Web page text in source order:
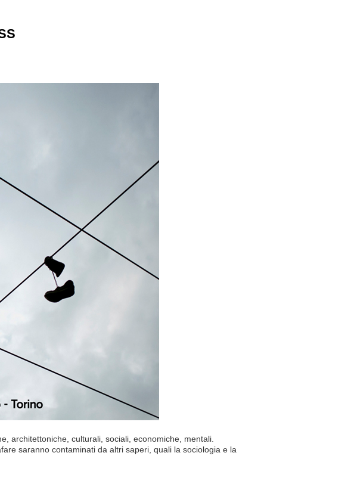
architettoniche, culturali, sociali, economiche, mentali.
saranno contaminati da altri saperi, quali la sociologia e la